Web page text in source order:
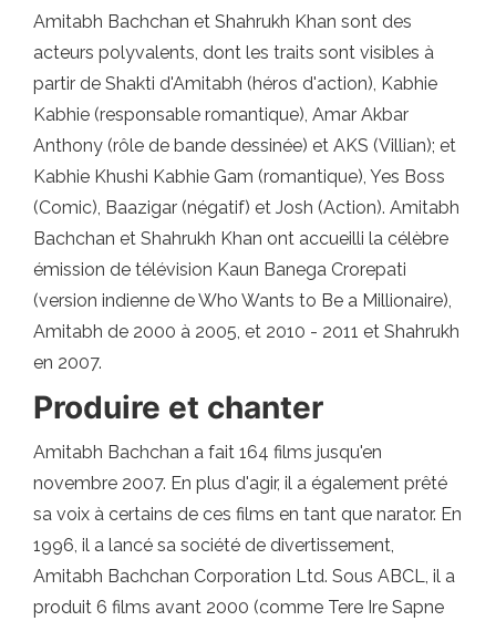
Amitabh Bachchan et Shahrukh Khan sont des
acteurs polyvalents, dont les traits sont visibles à
partir de Shakti d'Amitabh (héros d'action), Kabhie
Kabhie (responsable romantique), Amar Akbar
Anthony (rôle de bande dessinée) et AKS (Villian); et
Kabhie Khushi Kabhie Gam (romantique), Yes Boss
(Comic), Baazigar (négatif) et Josh (Action). Amitabh
Bachchan et Shahrukh Khan ont accueilli la célèbre
émission de télévision Kaun Banega Crorepati
(version indienne de Who Wants to Be a Millionaire),
Amitabh de 2000 à 2005, et 2010 - 2011 et Shahrukh
en 2007.
Produire et chanter
Amitabh Bachchan a fait 164 films jusqu'en
novembre 2007. En plus d'agir, il a également prêté
sa voix à certains de ces films en tant que narator. En
1996, il a lancé sa société de divertissement,
Amitabh Bachchan Corporation Ltd. Sous ABCL, il a
produit 6 films avant 2000 (comme Tere Ire Sapne